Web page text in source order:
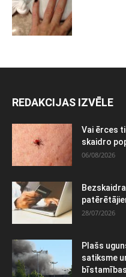
REDAKCIJAS IZVĒLE
Vai ērces
skaidro
06/08/2026
28/07/2026
Plašs
satiksme